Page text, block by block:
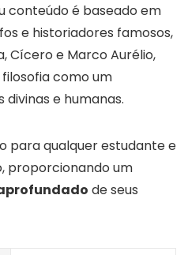
conteúdo é baseado em
e historiadores famosos,
Cícero e Marco Aurélio,
como um
e humanas.
para qualquer estudante e
proporcionando um
de seus